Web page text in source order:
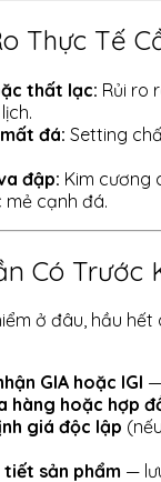
Thực Tế
thất lạc: Rủi ro
đá: Setting
đập: Kim cương
cạnh đá.
Có Trước
ở đâu, hầu
GIA hoặc IGI
hàng hoặc hợp
giá độc lập
tiết sản phẩm —